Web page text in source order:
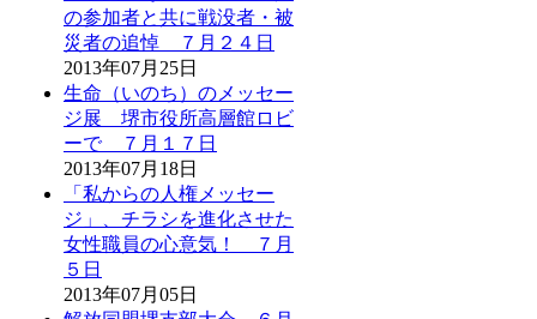
の参加者と共に戦没者・被
災者の追悼 ７月２４日
2013年07月25日
生命（いのち）のメッセー
ジ展 堺市役所高層館ロビ
ーで ７月１７日
2013年07月18日
「私からの人権メッセー
ジ」、チラシを進化させた
女性職員の心意気！ ７月
５日
2013年07月05日